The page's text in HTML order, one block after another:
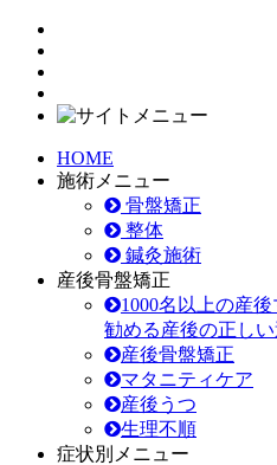
HOME
施術メニュー
骨盤矯正
整体
鍼灸施術
産後骨盤矯正
1000名以上の産
勧める産後の正し
産後骨盤矯正
マタニティケア
産後うつ
生理不順
症状別メニュー